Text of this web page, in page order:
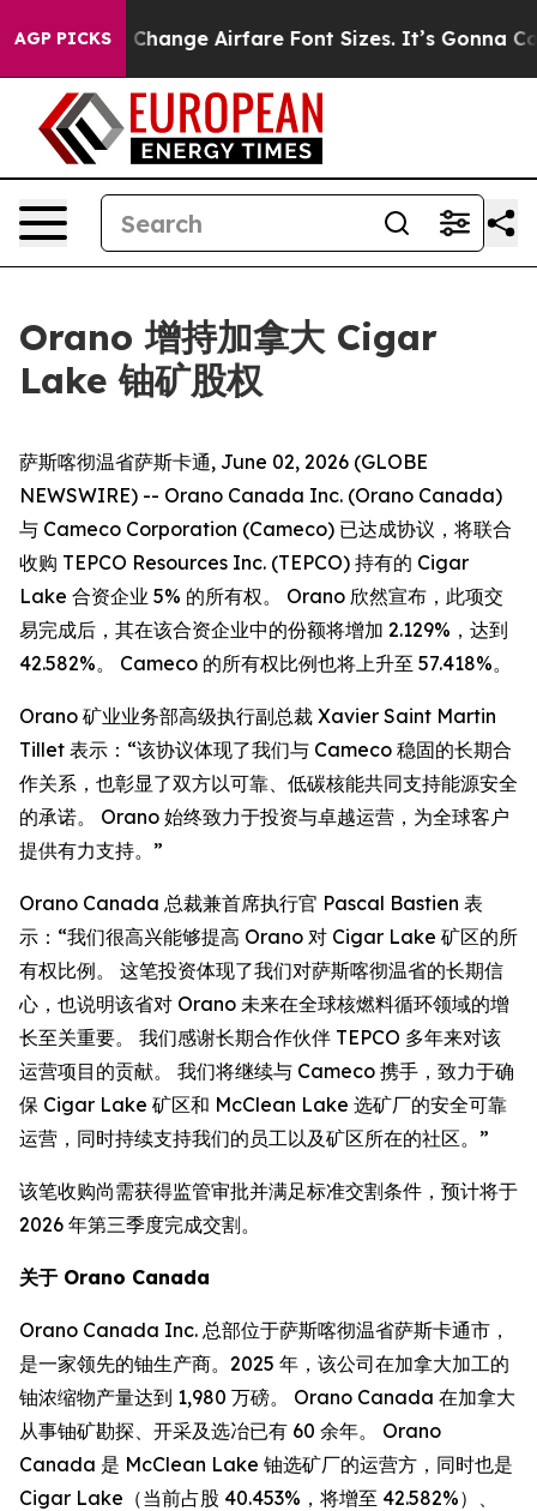
AGP PICKSTo Change Airfare Font Sizes. It’s Gonna Cost
Orano 增持加拿大 Cigar
Lake 铀矿股权
萨斯喀彻温省萨斯卡通, June 02, 2026 (GLOBE
NEWSWIRE) -- Orano Canada Inc. (Orano Canada)
与 Cameco Corporation (Cameco) 已达成协议，将联合
收购 TEPCO Resources Inc. (TEPCO) 持有的 Cigar
Lake 合资企业 5% 的所有权。 Orano 欣然宣布，此项交
易完成后，其在该合资企业中的份额将增加 2.129%，达到
42.582%。 Cameco 的所有权比例也将上升至 57.418%。
Orano 矿业业务部高级执行副总裁 Xavier Saint Martin
Tillet 表示：“该协议体现了我们与 Cameco 稳固的长期合
作关系，也彰显了双方以可靠、低碳核能共同支持能源安全
的承诺。 Orano 始终致力于投资与卓越运营，为全球客户
提供有力支持。”
Orano Canada 总裁兼首席执行官 Pascal Bastien 表
示：“我们很高兴能够提高 Orano 对 Cigar Lake 矿区的所
有权比例。 这笔投资体现了我们对萨斯喀彻温省的长期信
心，也说明该省对 Orano 未来在全球核燃料循环领域的增
长至关重要。 我们感谢长期合作伙伴 TEPCO 多年来对该
运营项目的贡献。 我们将继续与 Cameco 携手，致力于确
保 Cigar Lake 矿区和 McClean Lake 选矿厂的安全可靠
运营，同时持续支持我们的员工以及矿区所在的社区。”
该笔收购尚需获得监管审批并满足标准交割条件，预计将于
2026 年第三季度完成交割。
关于 Orano Canada
Orano Canada Inc. 总部位于萨斯喀彻温省萨斯卡通市，
是一家领先的铀生产商。2025 年，该公司在加拿大加工的
铀浓缩物产量达到 1,980 万磅。 Orano Canada 在加拿大
从事铀矿勘探、开采及选冶已有 60 余年。 Orano
Canada 是 McClean Lake 铀选矿厂的运营方，同时也是
Cigar Lake（当前占股 40.453%，将增至 42.582%）、